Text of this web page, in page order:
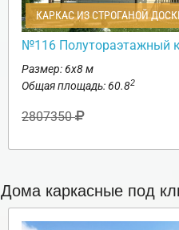
КАРКАС ИЗ СТРОГАНОЙ
№116 Полутораэтажный
Размер: 6х8 м
Общая площадь: 60.82
2807350
Дома каркасные под